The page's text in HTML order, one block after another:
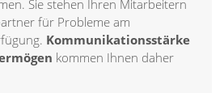
Sie stehen Ihren Mitarbeitern
für Probleme am
Kommunikationsstärke
kommen Ihnen daher